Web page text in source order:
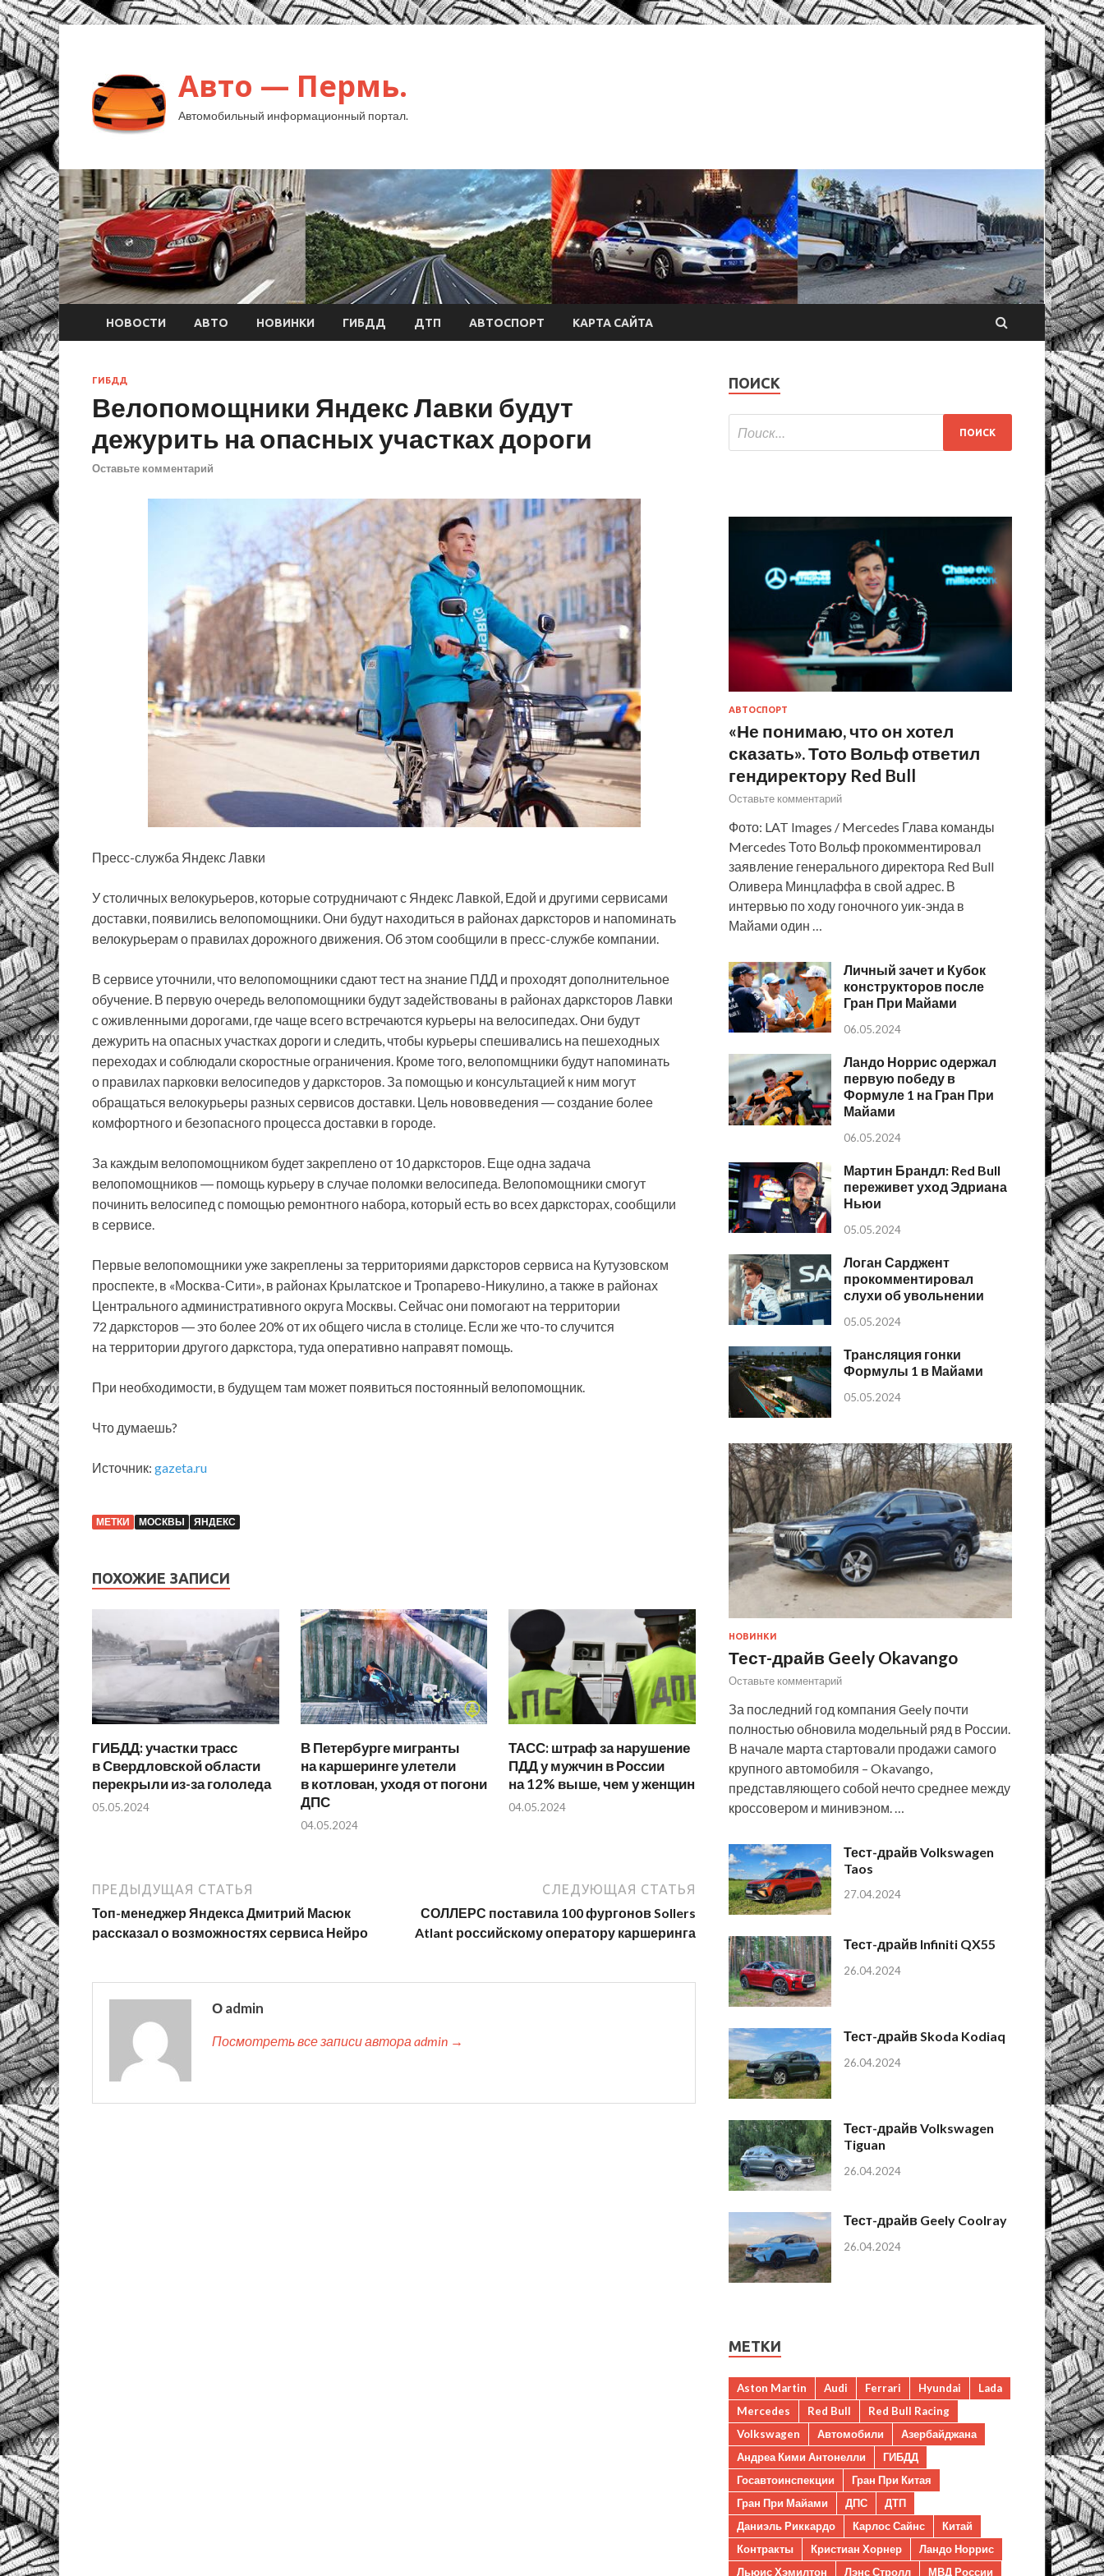
Авто — Пермь.
Автомобильный информационный портал.
НОВОСТИ АВТО НОВИНКИ ГИБДД ДТП АВТОСПОРТ КАРТА САЙТА
ГИБДД
Велопомощники Яндекс Лавки будут
дежурить на опасных участках дороги
Оставьте комментарий
Пресс-служба Яндекс Лавки
У столичных велокурьеров, которые сотрудничают с Яндекс Лавкой, Едой и другими сервисами
доставки, появились велопомощники. Они будут находиться в районах дарксторов и напоминать
велокурьерам о правилах дорожного движения. Об этом сообщили в пресс-службе компании.
В сервисе уточнили, что велопомощники сдают тест на знание ПДД и проходят дополнительное
обучение. В первую очередь велопомощники будут задействованы в районах дарксторов Лавки
с оживленными дорогами, где чаще всего встречаются курьеры на велосипедах. Они будут
дежурить на опасных участках дороги и следить, чтобы курьеры спешивались на пешеходных
переходах и соблюдали скоростные ограничения. Кроме того, велопомщники будут напоминать
о правилах парковки велосипедов у дарксторов. За помощью и консультацией к ним могут
обращаться велокурьеры разных сервисов доставки. Цель нововведения ― создание более
комфортного и безопасного процесса доставки в городе.
За каждым велопомощником будет закреплено от 10 дарксторов. Еще одна задача
велопомощников ― помощь курьеру в случае поломки велосипеда. Велопомощники смогут
починить велосипед с помощью ремонтного набора, который есть во всех дарксторах, сообщили
в сервисе.
Первые велопомощники уже закреплены за территориями дарксторов сервиса на Кутузовском
проспекте, в «Москва-Сити», в районах Крылатское и Тропарево-Никулино, а также в районах
Центрального административного округа Москвы. Сейчас они помогают на территории
72 дарксторов ― это более 20% от их общего числа в столице. Если же что-то случится
на территории другого даркстора, туда оперативно направят помощь.
При необходимости, в будущем там может появиться постоянный велопомощник.
Что думаешь?
Источник: gazeta.ru
МЕТКИ МОСКВЫ ЯНДЕКС
ПОХОЖИЕ ЗАПИСИ
ГИБДД: участки трасс
в Свердловской области
перекрыли из-за гололеда
05.05.2024
В Петербурге мигранты
на каршеринге улетели
в котлован, уходя от погони
ДПС
04.05.2024
ТАСС: штраф за нарушение
ПДД у мужчин в России
на 12% выше, чем у женщин
04.05.2024
ПРЕДЫДУЩАЯ СТАТЬЯ
Топ-менеджер Яндекса Дмитрий Масюк
рассказал о возможностях сервиса Нейро
СЛЕДУЮЩАЯ СТАТЬЯ
СОЛЛЕРС поставила 100 фургонов Sollers
Atlant российскому оператору каршеринга
О admin
Посмотреть все записи автора admin →
ПОИСК
АВТОСПОРТ
«Не понимаю, что он хотел
сказать». Тото Вольф ответил
гендиректору Red Bull
Оставьте комментарий
Фото: LAT Images / Mercedes Глава команды
Mercedes Тото Вольф прокомментировал
заявление генерального директора Red Bull
Оливера Минцлаффа в свой адрес. В
интервью по ходу гоночного уик-энда в
Майами один …
Личный зачет и Кубок
конструкторов после
Гран При Майами
06.05.2024
Ландо Норрис одержал
первую победу в
Формуле 1 на Гран При
Майами
06.05.2024
Мартин Брандл: Red Bull
переживет уход Эдриана
Ньюи
05.05.2024
Логан Сарджент
прокомментировал
слухи об увольнении
05.05.2024
Трансляция гонки
Формулы 1 в Майами
05.05.2024
НОВИНКИ
Тест-драйв Geely Okavango
Оставьте комментарий
За последний год компания Geely почти
полностью обновила модельный ряд в России.
В начале марта стартовали продажи самого
крупного автомобиля – Okavango,
представляющего собой нечто среднее между
кроссовером и минивэном. …
Тест-драйв Volkswagen
Taos
27.04.2024
Тест-драйв Infiniti QX55
26.04.2024
Тест-драйв Skoda Kodiaq
26.04.2024
Тест-драйв Volkswagen
Tiguan
26.04.2024
Тест-драйв Geely Coolray
26.04.2024
МЕТКИ
Aston Martin Audi Ferrari Hyundai
Lada
Mercedes
Red Bull
Red Bull Racing
Volkswagen
Автомобили
Азербайджана
Андреа Кими Антонелли
ГИБДД
Госавтоинспекции
Гран При Китая
Гран При Майами
ДПС
ДТП
Даниэль Риккардо
Карлос Сайнс
Китай
Контракты
Кристиан Хорнер
Ландо Норрис
Льюис Хэмилтон
Лэнс Стролл
МВД России